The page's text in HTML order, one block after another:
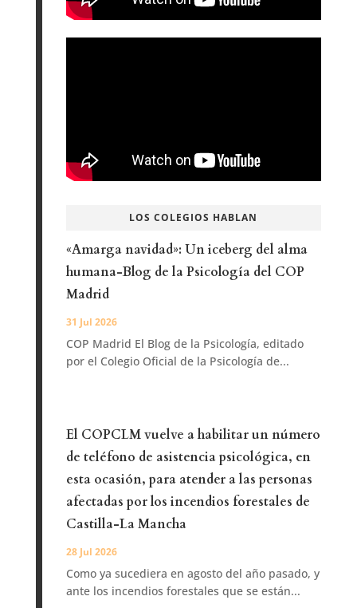
LOS COLEGIOS HABLAN
«Amarga navidad»: Un iceberg del alma
humana-Blog de la Psicología del COP
Madrid
31 Jul 2026
COP Madrid El Blog de la Psicología, editado
por el Colegio Oficial de la Psicología de...
El COPCLM vuelve a habilitar un número
de teléfono de asistencia psicológica, en
esta ocasión, para atender a las personas
afectadas por los incendios forestales de
Castilla-La Mancha
28 Jul 2026
Como ya sucediera en agosto del año pasado, y
ante los incendios forestales que se están...